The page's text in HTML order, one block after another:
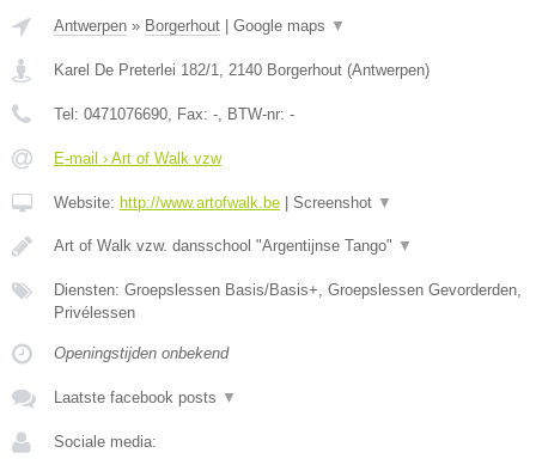
Antwerpen » Borgerhout Google maps ▼
Karel De Preterlei 182/1 2140 Borgerhout (Antwerpen)
Tel: 0471076690 , Fax: - , BTW-nr: -
E-mail › Art of Walk vzw
Website: http://www.artofwalk.be Screenshot ▼
Art of Walk vzw. dansschool "Argentijnse Tango" ▼
Diensten: Groepslessen Basis/Basis+, Groepslessen Gevorderden,
Privélessen
Openingstijden onbekend
Laatste facebook posts ▼
Sociale media: